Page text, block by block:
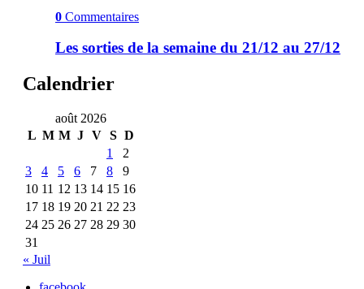
0 Commentaires
Les sorties de la semaine du 21/12 au 27/12
Calendrier
août 2026
L M M J V S D
1
2
3
4 5 6 7 8
9
10 11 12 13 14 15 16
17 18 19 20 21 22 23
24 25 26 27 28 29 30
31
« Juil